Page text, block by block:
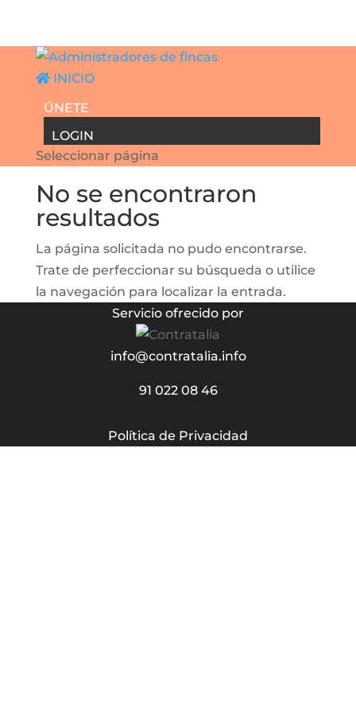
INICIO
ÚNETE
LOGIN
Seleccionar página
No se encontraron
resultados
La página solicitada no pudo encontrarse.
Trate de perfeccionar su búsqueda o utilice
la navegación para localizar la entrada.
Servicio ofrecido por
info@contratalia.info
91 022 08 46
Política de Privacidad